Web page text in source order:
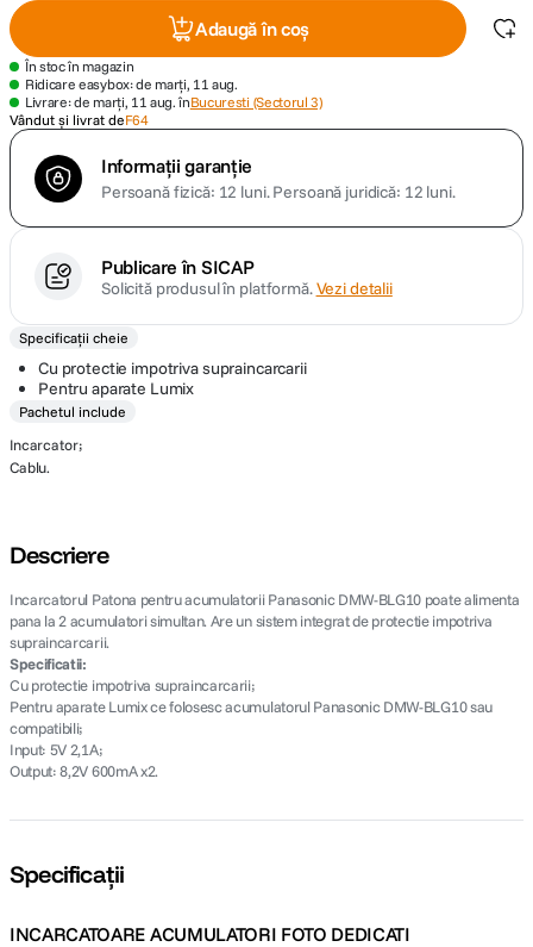
card memorie
9 dji mic mini
Adaugă în coș
În stoc în magazin
Ridicare easybox: de marți, 11 aug.
Livrare: de marți, 11 aug. înBucuresti (Sectorul 3)
Vândut și livrat deF64
Informații garanție
Persoană fizică: 12 luni.Persoană juridică: 12 luni.
Publicare în SICAP
Solicită produsul în platformă.Vezi detalii
Specificații cheie
Cu protectie impotriva supraincarcarii
Pentru aparate Lumix
Pachetul include
Incarcator;
Cablu.
Descriere
Incarcatorul Patona pentru acumulatorii Panasonic DMW-BLG10 poate alimenta
pana la 2 acumulatori simultan. Are un sistem integrat de protectie impotriva
supraincarcarii.
Specificatii:
Cu protectie impotriva supraincarcarii;
Pentru aparate Lumix ce folosesc acumulatorul Panasonic DMW-BLG10 sau
compatibili;
Input: 5V 2,1A;
Output: 8,2V 600mA x2.
Specificații
INCARCATOARE ACUMULATORI FOTO DEDICATI